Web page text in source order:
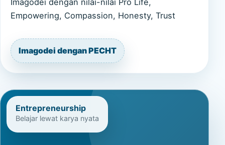
Empowering, Compassion, Honesty, Trust
Imagodei dengan PECHT
Entrepreneurship
Belajar lewat karya nyata